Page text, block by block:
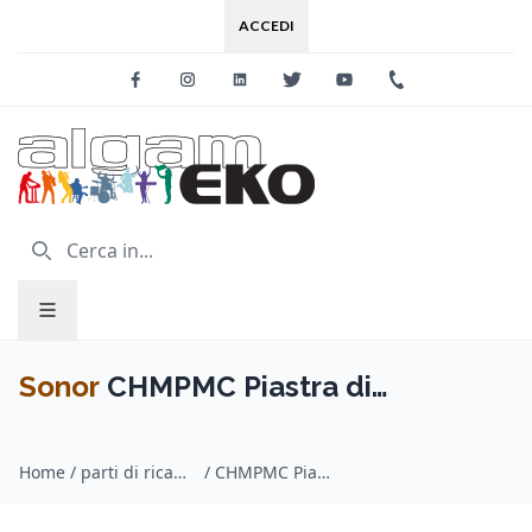
ACCEDI
FacebookInstagramLinkedinTwitter Youtube
Sonor CHMPMC Piastra di
Champion
Home / parti di ricambio per percussioni / Sonor / CHMPMC Piastra di montaggio per Mini Conga Champion